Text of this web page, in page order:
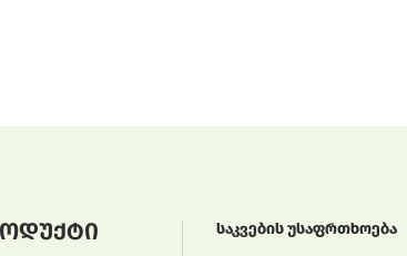
საკვების უსაფრთხოება